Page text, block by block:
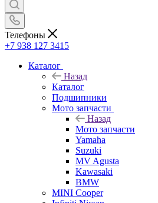
Телефоны
+7 938 127 3415
Каталог
Назад
Каталог
Подшипники
Мото запчасти
Назад
Мото запчасти
Yamaha
Suzuki
MV Agusta
Kawasaki
BMW
MINI Cooper